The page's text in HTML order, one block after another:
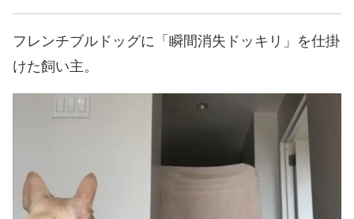
フレンチブルドッグに「瞬間消失ドッキリ」を仕掛
けた飼い主。